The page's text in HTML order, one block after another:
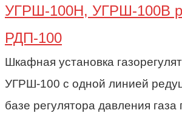
УГРШ-100Н, УГРШ-100В
РДП-100
Шкафная установка
УГРШ-100 с одной линией
базе регулятора давления газа